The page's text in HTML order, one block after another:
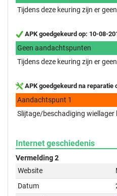
Tijdens deze keuring zijn er
APK goedgekeurd op: 10-08-
Geen aandachtspunten
Tijdens deze keuring zijn er
APK goedgekeurd na reparatie
Aandachtspunt 1
Slijtage/beschadiging
Internet geschiedenis
Vermelding 2
Website
Datum